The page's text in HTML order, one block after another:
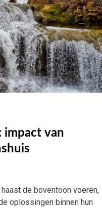
impact van
de boventoon voeren,
oplossingen binnen hun